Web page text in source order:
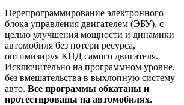
Перепрограммирование электронного
блока управления двигателем (ЭБУ), с
целью улучшения мощности и динамики
автомобиля без потери ресурса,
оптимизируя КПД самого двигателя.
Исключительно на программном уровне,
без вмешательства в выхлопную систему
авто. Все программы обкатаны и
протестированы на автомобилях.